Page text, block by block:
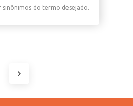
do termo desejado.